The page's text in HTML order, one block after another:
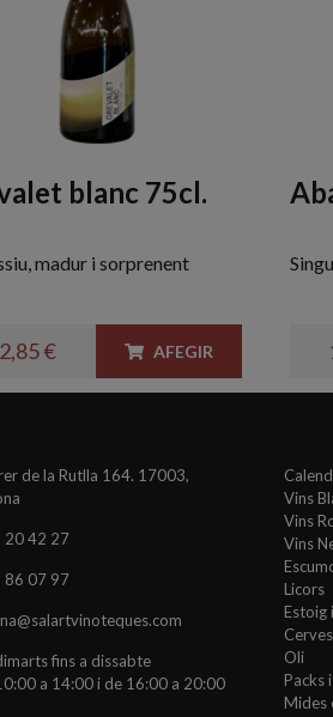
blanc 75cl.
madur i sorprenent
€ AFEGIR
de la Rutlla 164. 17003,
20 42 27
86 07 97
fins a dissabte
a 14:00 i de 16:00 a 20:00
Vins
Vins
Vins
Licors
Estoig
Oli
Packs
Mides